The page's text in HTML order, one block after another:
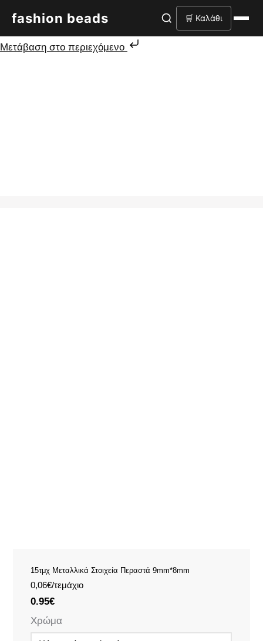
fashion beads 🛒 Καλάθι
Μετάβαση στο περιεχόμενο
15τμχ Μεταλλικά Στοιχεία Περαστά 9mm*8mm
0,06€/τεμάχιο
0.95€
Χρώμα